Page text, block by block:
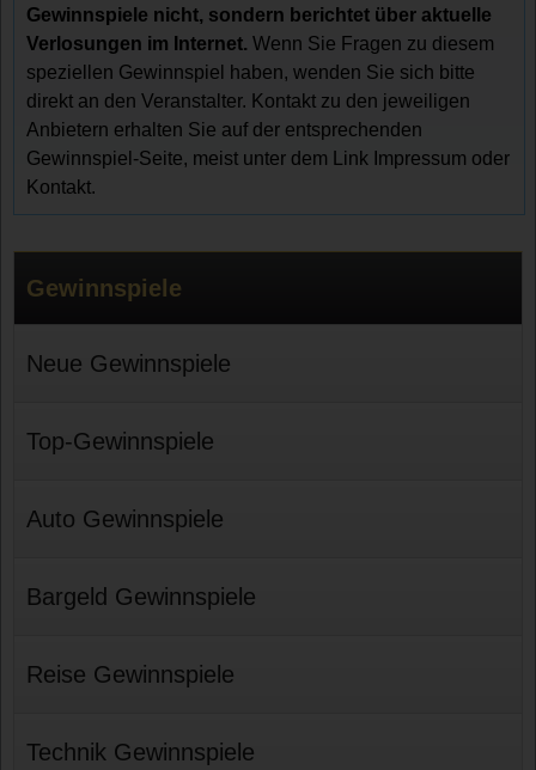
Gewinnspiele nicht, sondern berichtet über aktuelle
Verlosungen im Internet. Wenn Sie Fragen zu diesem
speziellen Gewinnspiel haben, wenden Sie sich bitte
direkt an den Veranstalter. Kontakt zu den jeweiligen
Anbietern erhalten Sie auf der entsprechenden
Gewinnspiel-Seite, meist unter dem Link Impressum oder
Kontakt.
Gewinnspiele
Neue Gewinnspiele
Top-Gewinnspiele
Auto Gewinnspiele
Bargeld Gewinnspiele
Reise Gewinnspiele
Technik Gewinnspiele